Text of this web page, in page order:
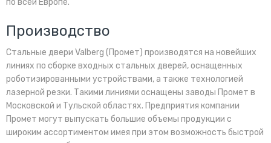
по всей Европе.
Производство
Стальные двери Valberg (Промет) производятся на новейших
линиях по сборке входных стальных дверей, оснащенных
роботизированными устройствами, а также технологией
лазерной резки. Такими линиями оснащены заводы Промет в
Московской и Тульской областях. Предприятия компании
Промет могут выпускать большие объемы продукции с
широким ассортиментом имея при этом возможность быстрой